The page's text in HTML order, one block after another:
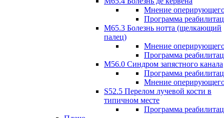
Мнение
Программа
М65.3 Болезнь нотта (щелкающий
палец)
Мнение
Программа
M56.0 Синдром запястного канала
Программа
Мнение
S52.5 Перелом лучевой кости в
типичном месте
Программа